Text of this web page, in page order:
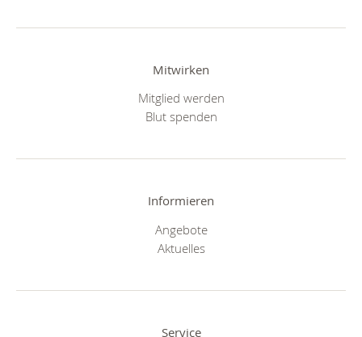
Mitwirken
Mitglied werden
Blut spenden
Informieren
Angebote
Aktuelles
Service